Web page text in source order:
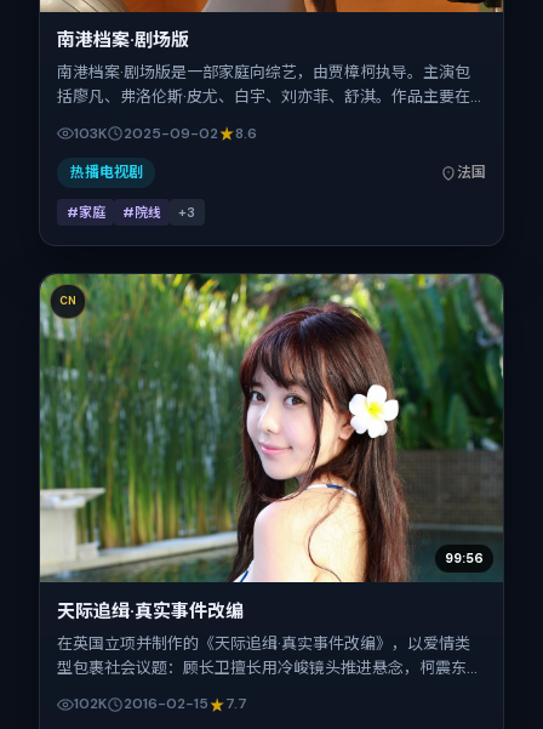
南港档案·剧场版
南港档案·剧场版是一部家庭向综艺，由贾樟柯执导。主演包
括廖凡、弗洛伦斯·皮尤、白宇、刘亦菲、舒淇。作品主要在
2025-09-02，正片时长92分钟。
103K 2025-09-02 8.6
热播电视剧 法国
#家庭 #院线 +3
CN
99:56
天际追缉·真实事件改编
在英国立项并制作的《天际追缉·真实事件改编》，以爱情类
型包裹社会议题：顾长卫擅长用冷峻镜头推进悬念，柯震东、
一。上映时间：2016-02-15；片长151分钟；适合关注现实质
102K 2016-02-15 7.7